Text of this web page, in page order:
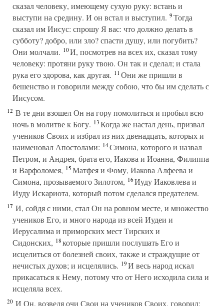
сказал человеку, имеющему сухую руку: встань и
выступи на средину. И он встал и выступил. 9Тогда
сказал им Иисус: спрошу Я вас: что должно делать в
субботу? добро, или зло? спасти душу, или погубить?
Они молчали. 10И, посмотрев на всех их, сказал тому
человеку: протяни руку твою. Он так и сделал; и стала
рука его здорова, как другая. 11Они же пришли в
бешенство и говорили между собою, что бы им сделать с
Иисусом.
12 В те дни взошел Он на гору помолиться и пробыл всю
ночь в молитве к Богу. 13Когда же настал день, призвал
учеников Своих и избрал из них двенадцать, которых и
наименовал Апостолами: 14Симона, которого и назвал
Петром, и Андрея, брата его, Иакова и Иоанна, Филиппа
и Варфоломея, 15Матфея и Фому, Иакова Алфеева и
Симона, прозываемого Зилотом, 16Иуду Иаковлева и
Иуду Искариота, который потом сделался предателем.
17 И, сойдя с ними, стал Он на ровном месте, и множество
учеников Его, и много народа из всей Иудеи и
Иерусалима и приморских мест Тирских и
Сидонских, 18которые пришли послушать Его и
исцелиться от болезней своих, также и страждущие от
нечистых духов; и исцелялись. 19И весь народ искал
прикасаться к Нему, потому что от Него исходила сила и
исцеляла всех.
20 И Он, возведя очи Свои на учеников Своих, говорил: